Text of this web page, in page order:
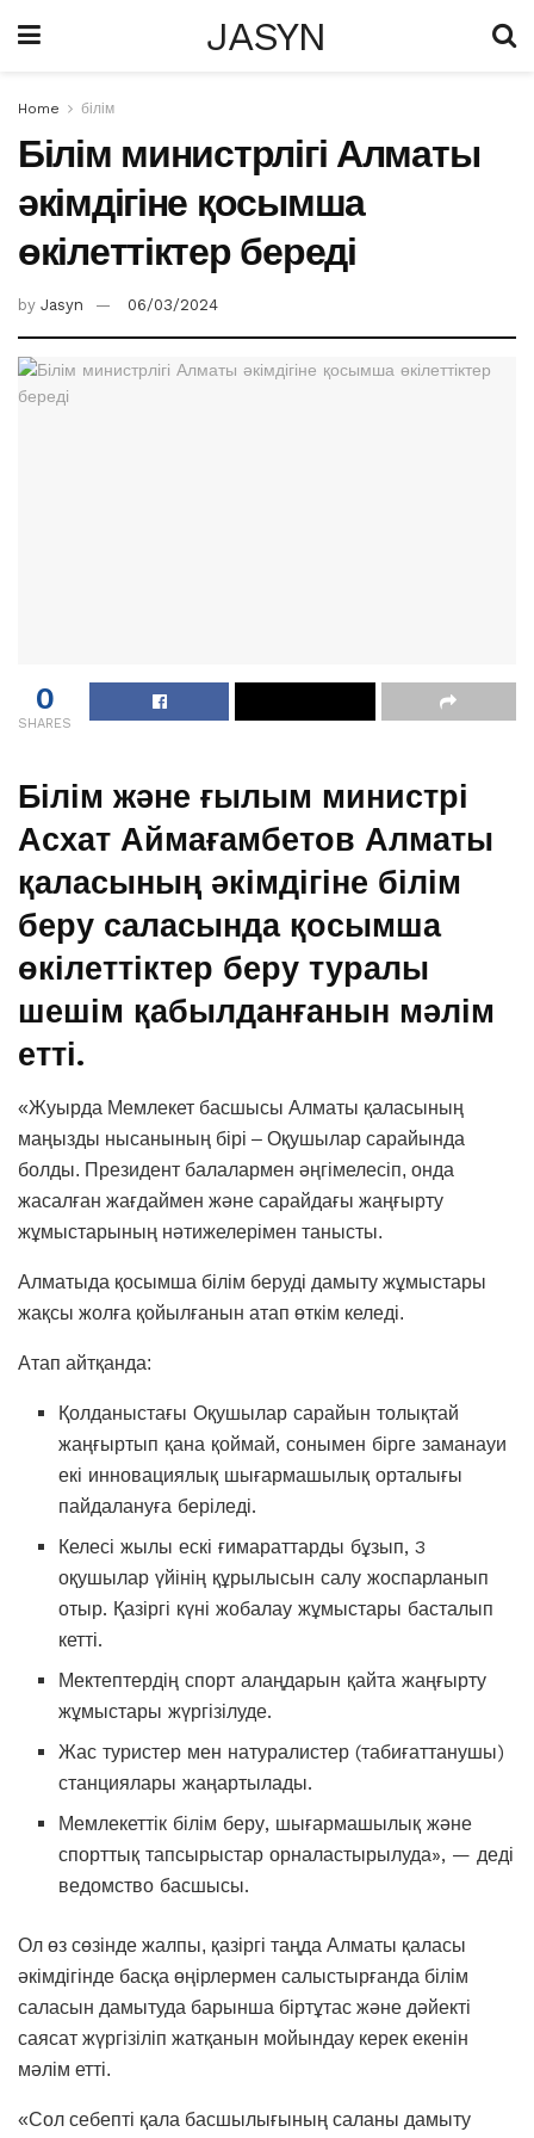
JASYN
Home білім
Білім министрлігі Алматы
әкімдігіне қосымша
өкілеттіктер береді
by Jasyn 06/03/2024
0
SHARES
Білім және ғылым министрі
Асхат Аймағамбетов Алматы
қаласының әкімдігіне білім
беру саласында қосымша
өкілеттіктер беру туралы
шешім қабылданғанын мәлім
етті.
«Жуырда Мемлекет басшысы Алматы қаласының
маңызды нысанының бірі – Оқушылар сарайында
болды. Президент балалармен әңгімелесіп, онда
жасалған жағдаймен және сарайдағы жаңғырту
жұмыстарының нәтижелерімен танысты.
Алматыда қосымша білім беруді дамыту жұмыстары
жақсы жолға қойылғанын атап өткім келеді.
Атап айтқанда:
Қолданыстағы Оқушылар сарайын толықтай
жаңғыртып қана қоймай, сонымен бірге заманауи
екі инновациялық шығармашылық орталығы
пайдалануға беріледі.
Келесі жылы ескі ғимараттарды бұзып, 3
оқушылар үйінің құрылысын салу жоспарланып
отыр. Қазіргі күні жобалау жұмыстары басталып
кетті.
Мектептердің спорт алаңдарын қайта жаңғырту
жұмыстары жүргізілуде.
Жас туристер мен натуралистер (табиғаттанушы)
станциялары жаңартылады.
Мемлекеттік білім беру, шығармашылық және
спорттық тапсырыстар орналастырылуда», — деді
ведомство басшысы.
Ол өз сөзінде жалпы, қазіргі таңда Алматы қаласы
әкімдігінде басқа өңірлермен салыстырғанда білім
саласын дамытуда барынша біртұтас және дәйекті
саясат жүргізіліп жатқанын мойындау керек екенін
мәлім етті.
«Сол себепті қала басшылығының саланы дамыту